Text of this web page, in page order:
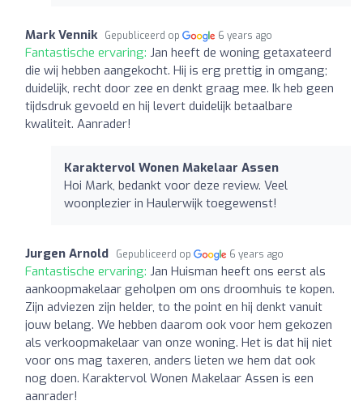
Mark Vennik Gepubliceerd op 6 years ago
Fantastische ervaring: Jan heeft de woning getaxateerd
die wij hebben aangekocht. Hij is erg prettig in omgang;
duidelijk, recht door zee en denkt graag mee. Ik heb geen
tijdsdruk gevoeld en hij levert duidelijk betaalbare
kwaliteit. Aanrader!
Karaktervol Wonen Makelaar Assen
Hoi Mark, bedankt voor deze review. Veel
woonplezier in Haulerwijk toegewenst!
Jurgen Arnold Gepubliceerd op 6 years ago
Fantastische ervaring: Jan Huisman heeft ons eerst als
aankoopmakelaar geholpen om ons droomhuis te kopen.
Zijn adviezen zijn helder, to the point en hij denkt vanuit
jouw belang. We hebben daarom ook voor hem gekozen
als verkoopmakelaar van onze woning. Het is dat hij niet
voor ons mag taxeren, anders lieten we hem dat ook
nog doen. Karaktervol Wonen Makelaar Assen is een
aanrader!